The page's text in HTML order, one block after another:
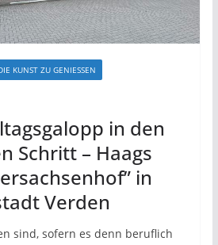
KUNST ZU GENIESSEN
in den
Schritt – Haags
in
Verden
sind, sofern es denn beruflich